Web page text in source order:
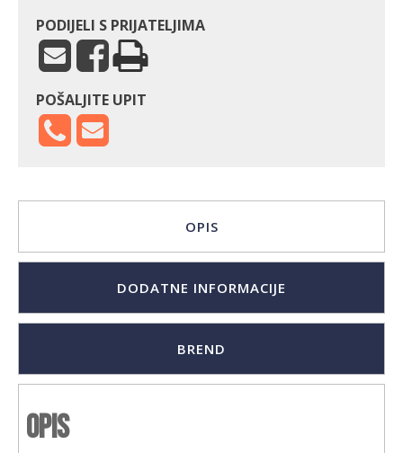
PODIJELI S PRIJATELJIMA
POŠALJITE UPIT
OPIS
DODATNE INFORMACIJE
BREND
Opis